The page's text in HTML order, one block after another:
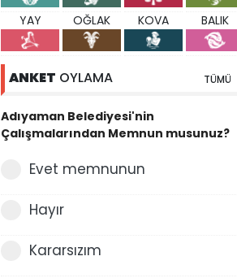
YAY OĞLAK KOVA BALIK
ANKET OYLAMA TÜMÜ
Adıyaman Belediyesi'nin
Çalışmalarından Memnun musunuz?
Evet memnunun
Hayır
Kararsızım